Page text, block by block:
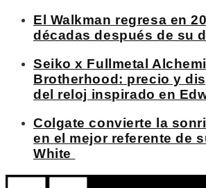
El Walkman regresa en
décadas después de su
Seiko x Fullmetal
Brotherhood: precio y
del reloj inspirado en
Colgate convierte la
en el mejor referente de
White